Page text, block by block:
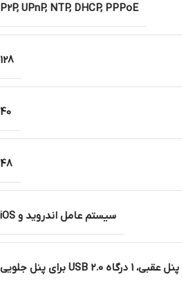
P2P, UPnP, NTP, DHCP, PPPoE
128
40
48
سیستم عامل اندروید و iOS